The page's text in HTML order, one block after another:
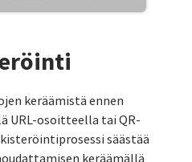
keräämistä ennen
URL-osoitteella tai QR-
säästää
keräämällä